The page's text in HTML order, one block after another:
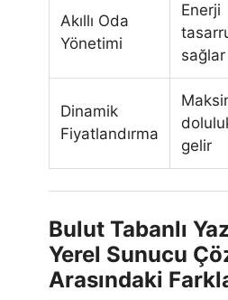
Akıllı Oda
Yönetimi
Enerji
sağlar
Dinamik
Fiyatlandırma
gelir
Bulut Tabanlı
Yerel Sunucu
Arasındaki